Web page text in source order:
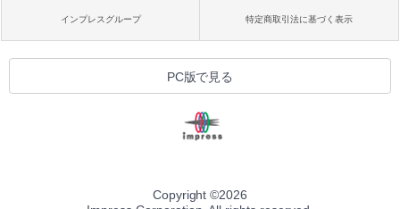
インプレスグループ 特定商取引法に基づく表示
PC版で見る
Copyright ©2026